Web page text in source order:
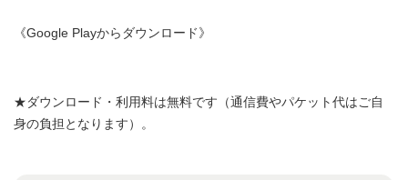
《Google Playからダウンロード》
★ダウンロード・利用料は無料です（通信費やパケット代はご自
身の負担となります）。